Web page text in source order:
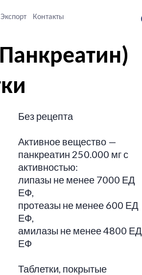
Экспорт Контакты
Без рецепта
Активное вещество —
панкреатин 250.000 мг с
активностью:
липазы не менее 7000 ЕД
ЕФ,
протеазы не менее 600 ЕД
ЕФ,
амилазы не менее 4800 ЕД
ЕФ
Таблетки, покрытые